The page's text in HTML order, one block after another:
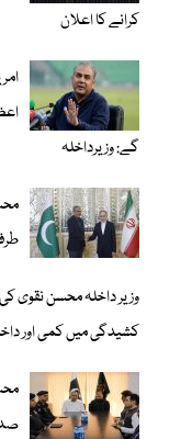
کرانے کا اعلان
گے: وزیرداخلہ
وزیر داخلہ محسن نقوی
کشیدگی میں کمی اور